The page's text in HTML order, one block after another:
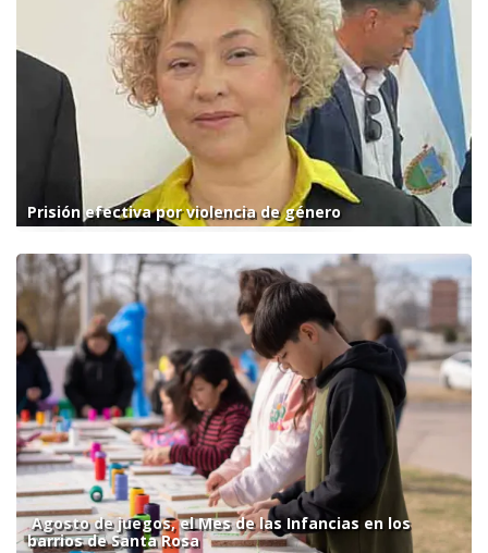
Prisión efectiva por violencia de género
Agosto de juegos, el Mes de las Infancias en los
barrios de Santa Rosa